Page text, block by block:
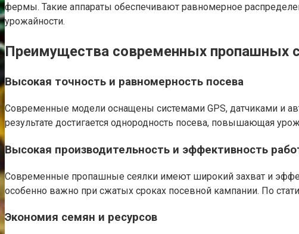
фермы. Такие аппараты обеспечивают равномерное
урожайности.
Преимущества современных пропашных
Высокая точность и равномерность посева
Современные модели оснащены системами GPS, датчиками и
результате достигается однородность посева, повышающая
Высокая производительность и эффективность
Современные пропашные сеялки имеют широкий захват и
особенно важно при сжатых сроках посевной кампании. По
Экономия семян и ресурсов